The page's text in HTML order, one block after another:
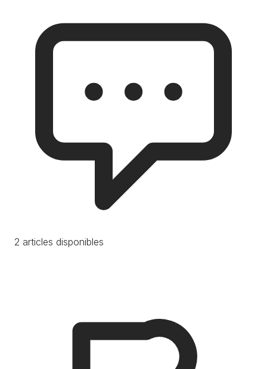
2 articles disponibles